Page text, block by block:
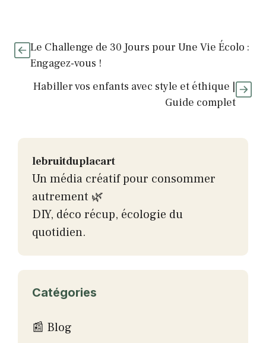
Le Challenge de 30 Jours pour Une Vie Écolo :
Engagez-vous !
Habiller vos enfants avec style et éthique |
Guide complet
lebruitduplacart
Un média créatif pour consommer
autrement 🌿
DIY, déco récup, écologie du
quotidien.
Catégories
📰 Blog